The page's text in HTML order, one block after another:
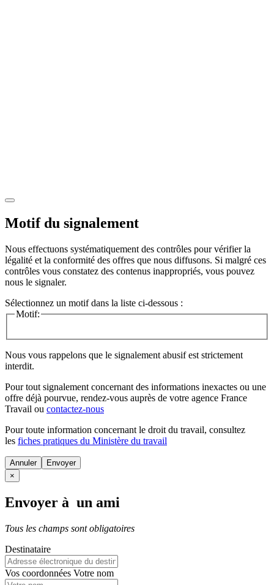
Motif du signalement
Nous effectuons systématiquement des contrôles pour vérifier la
légalité et la conformité des offres que nous diffusons. Si malgré ces
contrôles vous constatez des contenus inappropriés, vous pouvez
nous le signaler.
Sélectionnez un motif dans la liste ci-dessous :
Motif:
Nous vous rappelons que le signalement abusif est strictement
interdit.
Pour tout signalement concernant des informations inexactes ou une
offre déjà pourvue, rendez-vous auprès de votre agence France
Travail ou contactez-nous
Pour toute information concernant le droit du travail, consultez
les fiches pratiques du Ministère du travail
Annuler
×
Envoyer à un ami
Tous les champs sont obligatoires
Destinataire
Vos coordonnées Votre nom